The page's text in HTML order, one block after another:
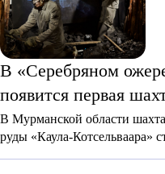
В «Серебряном
появится первая
В Мурманской области
руды «Каула-Котсельваара»